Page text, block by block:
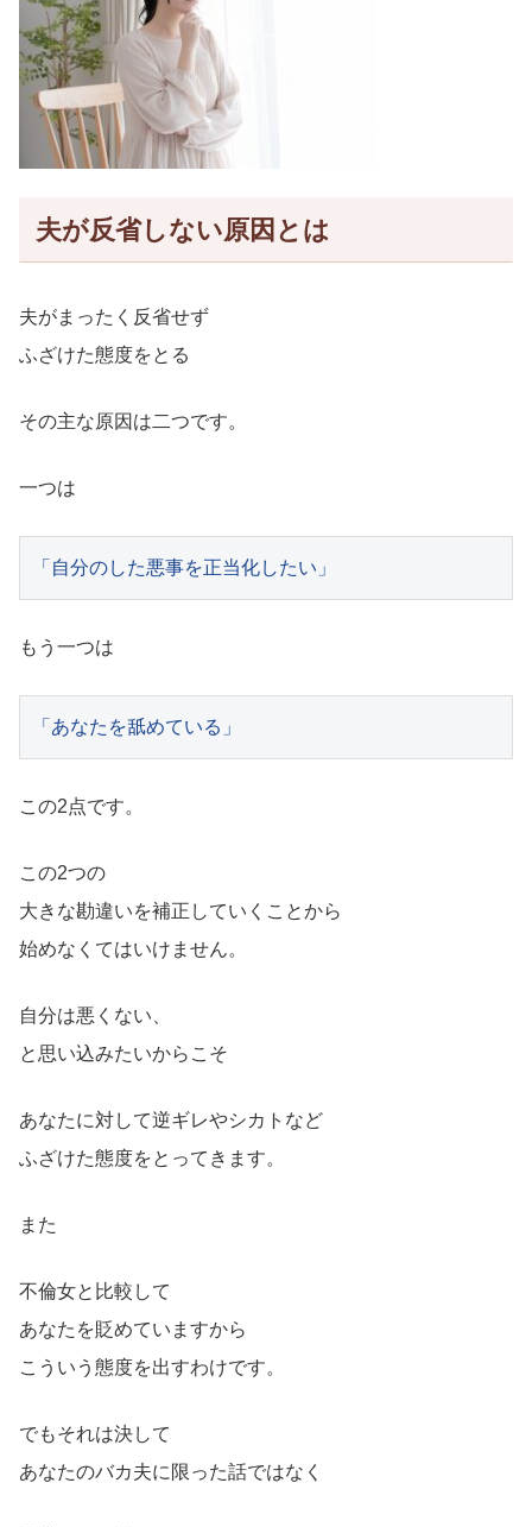
夫が反省しない原因とは
夫がまったく反省せず
ふざけた態度をとる
その主な原因は二つです。
一つは
「自分のした悪事を正当化したい」
もう一つは
「あなたを舐めている」
この2点です。
この2つの
大きな勘違いを補正していくことから
始めなくてはいけません。
自分は悪くない、
と思い込みたいからこそ
あなたに対して逆ギレやシカトなど
ふざけた態度をとってきます。
また
不倫女と比較して
あなたを貶めていますから
こういう態度を出すわけです。
でもそれは決して
あなたのバカ夫に限った話ではなく